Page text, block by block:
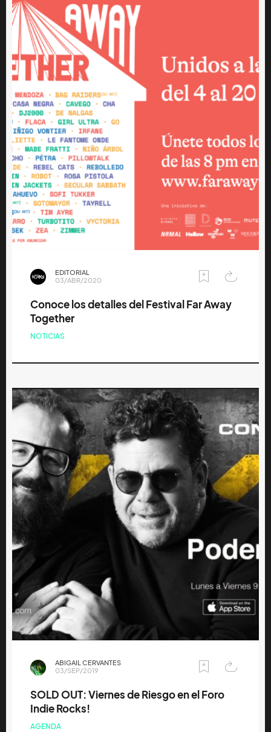
EDITORIAL
03/ABR/2020
Conoce los detalles del Festival Far Away
Together
NOTICIAS
ABIGAIL CERVANTES
03/SEP/2019
SOLD OUT: Viernes de Riesgo en el Foro
Indie Rocks!
AGENDA